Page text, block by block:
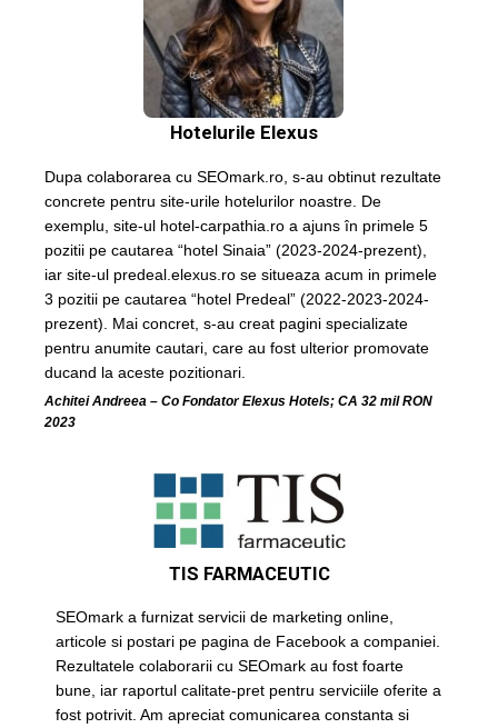
Hotelurile Elexus
Dupa colaborarea cu SEOmark.ro, s-au obtinut rezultate
concrete pentru site-urile hotelurilor noastre. De
exemplu, site-ul hotel-carpathia.ro a ajuns în primele 5
pozitii pe cautarea “hotel Sinaia” (2023-2024-prezent),
iar site-ul predeal.elexus.ro se situeaza acum in primele
3 pozitii pe cautarea “hotel Predeal” (2022-2023-2024-
prezent). Mai concret, s-au creat pagini specializate
pentru anumite cautari, care au fost ulterior promovate
ducand la aceste pozitionari.
Achitei Andreea – Co Fondator Elexus Hotels; CA 32 mil RON
2023
TIS FARMACEUTIC
SEOmark a furnizat servicii de marketing online,
articole si postari pe pagina de Facebook a companiei.
Rezultatele colaborarii cu SEOmark au fost foarte
bune, iar raportul calitate-pret pentru serviciile oferite a
fost potrivit. Am apreciat comunicarea constanta si